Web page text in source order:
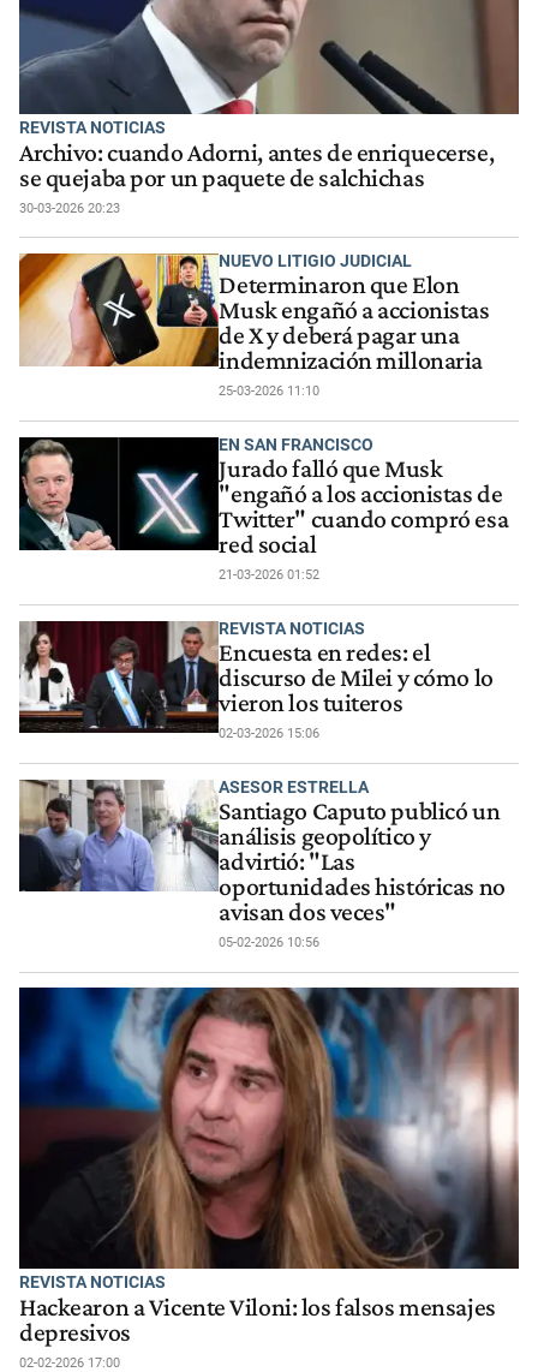
REVISTA NOTICIAS
Archivo: cuando Adorni, antes de enriquecerse,
se quejaba por un paquete de salchichas
30-03-2026 20:23
NUEVO LITIGIO JUDICIAL
Determinaron que Elon
Musk engañó a accionistas
de X y deberá pagar una
indemnización millonaria
25-03-2026 11:10
EN SAN FRANCISCO
Jurado falló que Musk
"engañó a los accionistas de
Twitter" cuando compró esa
red social
21-03-2026 01:52
REVISTA NOTICIAS
Encuesta en redes: el
discurso de Milei y cómo lo
vieron los tuiteros
02-03-2026 15:06
ASESOR ESTRELLA
Santiago Caputo publicó un
análisis geopolítico y
advirtió: "Las
oportunidades históricas no
avisan dos veces"
05-02-2026 10:56
REVISTA NOTICIAS
Hackearon a Vicente Viloni: los falsos mensajes
depresivos
02-02-2026 17:00